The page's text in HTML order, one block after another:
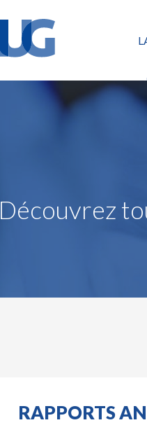
Découvrez
RAPPORTS